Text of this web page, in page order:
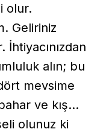
olur.
Geliriniz
İhtiyacınızdan
alın; bu
mevsime
ve kış...
olunuz ki